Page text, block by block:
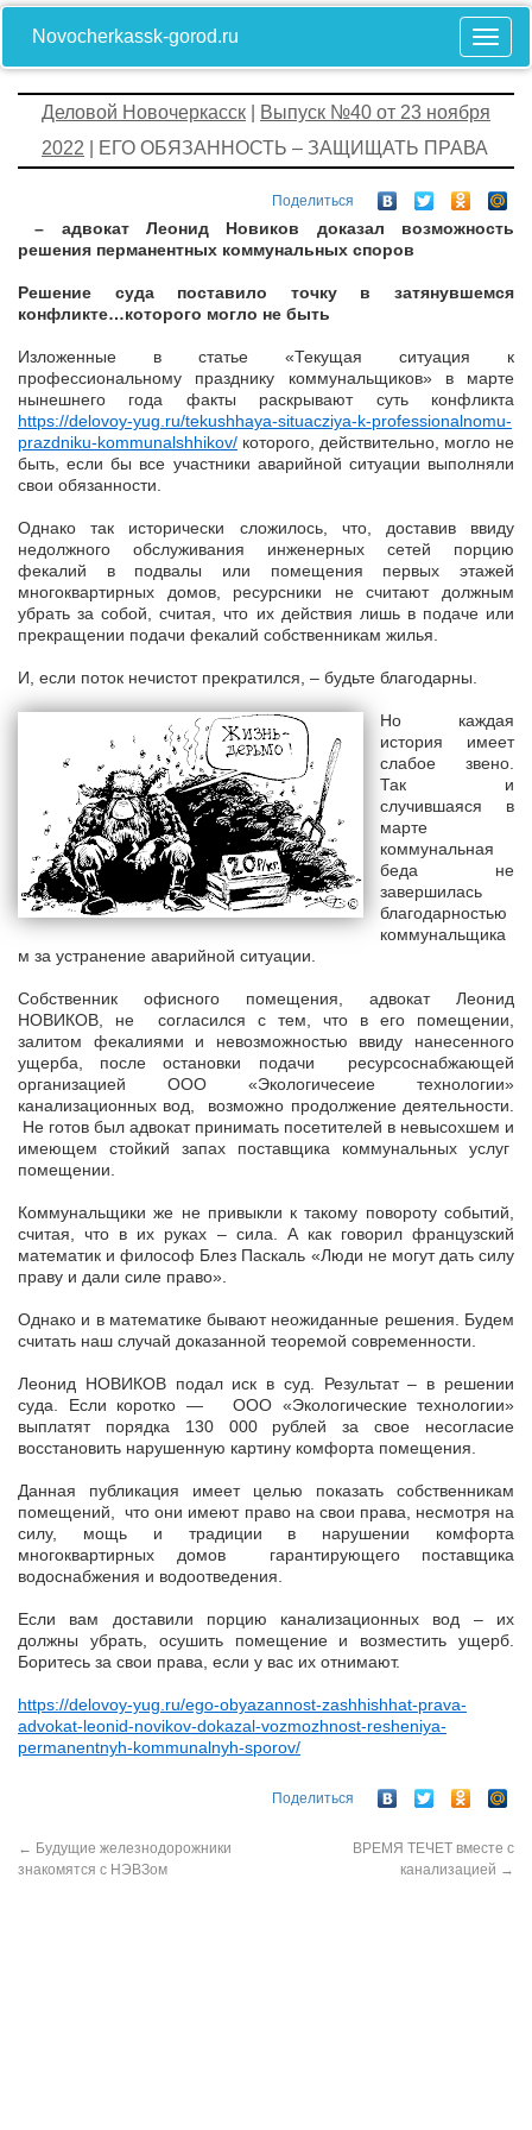
Novocherkassk-gorod.ru
Деловой Новочеркасск
Выпуск №40 от 23 ноября
2022 | ЕГО ОБЯЗАННОСТЬ – ЗАЩИЩАТЬ ПРАВА
Поделиться
– адвокат Леонид Новиков доказал возможность
решения перманентных коммунальных споров
Решение суда поставило точку в затянувшемся
конфликте…которого могло не быть
Изложенные в статье «Текущая ситуация к
профессиональному празднику коммунальщиков» в марте
нынешнего года факты раскрывают суть конфликта
https://delovoy-yug.ru/tekushhaya-situacziya-k-professionalnomu-
prazdniku-kommunalshhikov/ которого, действительно, могло не
быть, если бы все участники аварийной ситуации выполняли
свои обязанности.
Однако так исторически сложилось, что, доставив ввиду
недолжного обслуживания инженерных сетей порцию
фекалий в подвалы или помещения первых этажей
многоквартирных домов, ресурсники не считают должным
убрать за собой, считая, что их действия лишь в подаче или
прекращении подачи фекалий собственникам жилья.
И, если поток нечистот прекратился, – будьте благодарны.
Но каждая
история имеет
слабое звено.
Так и
случившаяся в
марте
коммунальная
беда не
завершилась
благодарностью
коммунальщика
м за устранение аварийной ситуации.
Собственник офисного помещения, адвокат Леонид
НОВИКОВ, не согласился с тем, что в его помещении,
залитом фекалиями и невозможностью ввиду нанесенного
ущерба, после остановки подачи ресурсоснабжающей
организацией ООО «Экологичесеие технологии»
канализационных вод, возможно продолжение деятельности.
Не готов был адвокат принимать посетителей в невысохшем и
имеющем стойкий запах поставщика коммунальных услуг
помещении.
Коммунальщики же не привыкли к такому повороту событий,
считая, что в их руках – сила. А как говорил французский
математик и философ Блез Паскаль «Люди не могут дать силу
праву и дали силе право».
Однако и в математике бывают неожиданные решения. Будем
считать наш случай доказанной теоремой современности.
Леонид НОВИКОВ подал иск в суд. Результат – в решении
суда. Если коротко — ООО «Экологические технологии»
выплатят порядка 130 000 рублей за свое несогласие
восстановить нарушенную картину комфорта помещения.
Данная публикация имеет целью показать собственникам
помещений, что они имеют право на свои права, несмотря на
силу, мощь и традиции в нарушении комфорта
многоквартирных домов гарантирующего поставщика
водоснабжения и водоотведения.
Если вам доставили порцию канализационных вод – их
должны убрать, осушить помещение и возместить ущерб.
Боритесь за свои права, если у вас их отнимают.
https://delovoy-yug.ru/ego-obyazannost-zashhishhat-prava-
advokat-leonid-novikov-dokazal-vozmozhnost-resheniya-
permanentnyh-kommunalnyh-sporov/
Поделиться
← Будущие железнодорожники
знакомятся с НЭВЗом
ВРЕМЯ ТЕЧЕТ вместе с
канализацией →